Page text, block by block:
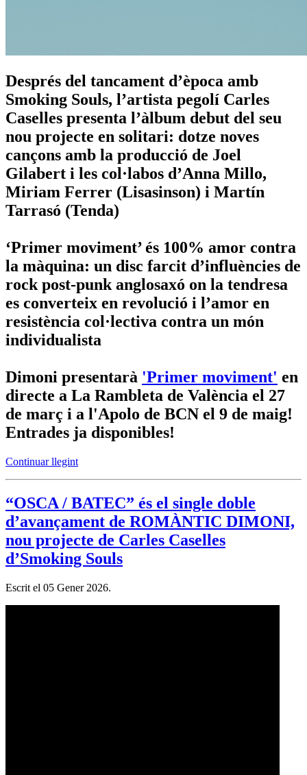
Després del tancament d’època amb
Smoking Souls, l’artista pegolí Carles
Caselles presenta l’àlbum debut del seu
nou projecte en solitari: dotze noves
cançons amb la producció de Joel
Gilabert i les col·labos d’Anna Millo,
Miriam Ferrer (Lisasinson) i Martín
Tarrasó (Tenda)
‘Primer moviment’ és 100% amor contra
la màquina: un disc farcit d’influències de
rock post-punk anglosaxó on la tendresa
es converteix en revolució i l’amor en
resistència col·lectiva contra un món
individualista
Dimoni presentarà 'Primer moviment' en
directe a La Rambleta de València el 27
de març i a l'Apolo de BCN el 9 de maig!
Entrades ja disponibles!
Continuar llegint
“OSCA / BATEC” és el single doble
d’avançament de ROMÀNTIC DIMONI,
nou projecte de Carles Caselles
d’Smoking Souls
Escrit el 05 Gener 2026.